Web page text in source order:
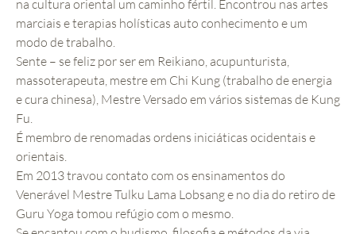
na cultura oriental um caminho fértil. Encontrou nas artes
marciais e terapias holísticas auto conhecimento e um
modo de trabalho.
Sente – se feliz por ser em Reikiano, acupunturista,
massoterapeuta, mestre em Chi Kung (trabalho de energia
e cura chinesa), Mestre Versado em vários sistemas de Kung
Fu.
É membro de renomadas ordens iniciáticas ocidentais e
orientais.
Em 2013 travou contato com os ensinamentos do
Venerável Mestre Tulku Lama Lobsang e no dia do retiro de
Guru Yoga tomou refúgio com o mesmo.